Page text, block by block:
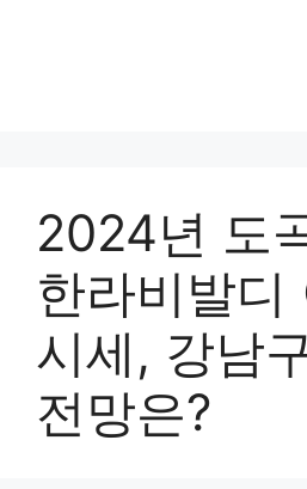
2024년 도
한라비발디
시세, 강남
전망은?